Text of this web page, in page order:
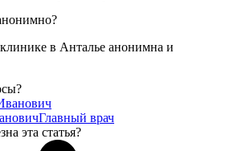
в Анталье анонимна и
Главный врач
эта статья?